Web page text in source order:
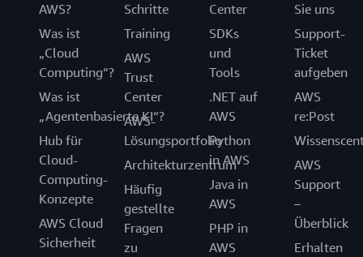
AWS?
Was ist
„Cloud
Computing“?
Was ist
„Agentenbasierte KI“?
Hub für
Cloud-
Computing-
Konzepte
AWS Cloud
Sicherheit
Schritte
Training
AWS
Trust
Center
AWS-
Lösungsportfolio
Architekturzentrum
Häufig
gestellte
Fragen
zu
Center
SDKs
und
Tools
.NET auf
AWS
Python
in AWS
Java in
AWS
PHP in
AWS
Sie uns
Support-
Ticket
aufgeben
AWS
re:Post
AWS
Support
–
Überblick
Erhalten